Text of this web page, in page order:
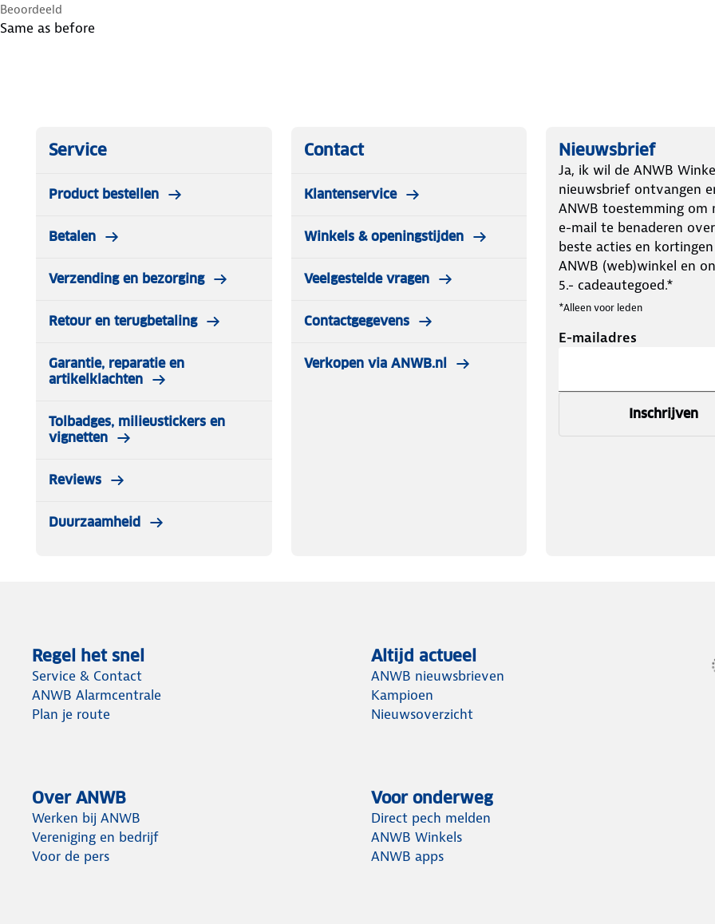
Beoordeeld
Same as before
Service
Product bestellen
Betalen
Verzending en bezorging
Retour en terugbetaling
Garantie, reparatie en
artikelklachten
Tolbadges, milieustickers en
vignetten
Reviews
Duurzaamheid
Contact
Klantenservice
Winkels & openingstijden
Veelgestelde vragen
Contactgegevens
Verkopen via ANWB.nl
Nieuwsbrief
Ja, ik wil de ANWB
nieuwsbrief ontvangen
ANWB toestemming om
e-mail te benaderen
beste acties en
ANWB (web)winkel en
5.- cadeautegoed.*
*Alleen voor leden
E-mailadres
Inschrijven
Regel het snel
Service & Contact
ANWB Alarmcentrale
Plan je route
Altijd actueel
ANWB nieuwsbrieven
Kampioen
Nieuwsoverzicht
Over ANWB
Werken bij ANWB
Vereniging en bedrijf
Voor de pers
Voor onderweg
Direct pech melden
ANWB Winkels
ANWB apps